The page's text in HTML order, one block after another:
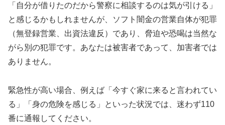
「自分が借りたのだから警察に相談するのは気が引ける」
と感じるかもしれませんが、ソフト闇金の営業自体が犯罪
（無登録営業、出資法違反）であり、脅迫や恐喝は当然な
がら別の犯罪です。あなたは被害者であって、加害者では
ありません。
緊急性が高い場合、例えば「今すぐ家に来ると言われてい
る」「身の危険を感じる」といった状況では、迷わず110
番に通報してください。